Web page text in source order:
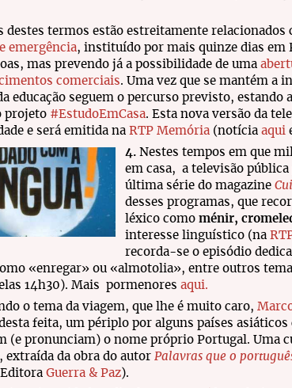
destes termos estão estreitamente relacionados
emergência, instituído por mais quinze dias em
mas prevendo já a possibilidade de uma
comerciais. Uma vez que se mantém a
educação seguem o percurso previsto,
projeto #EstudoEmCasa. Esta nova versão da
e será emitida na RTP Memória (notícia aqui
4. Nestes tempos em que
em casa, a televisão pública
última série do magazine
desses programas, que
léxico como ménir,
interesse linguístico (na
recorda-se o episódio
«enregar» ou «almotolia», entre outros
14h30). Mais pormenores aqui.
o tema da viagem, que lhe é muito caro,
feita, um périplo por alguns países
(e pronunciam) o nome próprio Portugal. Uma
, extraída da obra do autor Palavras que o
Guerra & Paz).